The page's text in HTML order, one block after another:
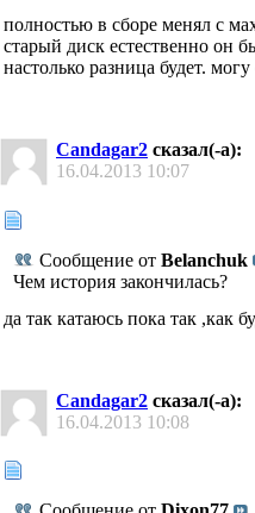
полностью в сборе менял с
старый диск естественно он
настолько разница будет.
Candagar2 сказал(-а):
16.04.2013 10:07
Сообщение от Belanchuk
Чем история закончилась?
да так катаюсь пока так ,как
Candagar2 сказал(-а):
16.04.2013 10:08